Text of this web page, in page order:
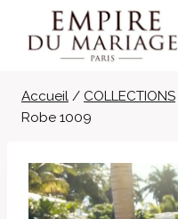
contenu
Accueil / COLLECTIONS
Robe 1009